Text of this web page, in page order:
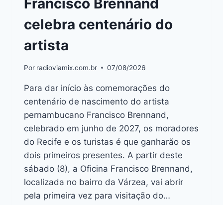
Francisco Brennand
celebra centenário do
artista
Por radioviamix.com.br 07/08/2026
Para dar início às comemorações do
centenário de nascimento do artista
pernambucano Francisco Brennand,
celebrado em junho de 2027, os moradores
do Recife e os turistas é que ganharão os
dois primeiros presentes. A partir deste
sábado (8), a Oficina Francisco Brennand,
localizada no bairro da Várzea, vai abrir
pela primeira vez para visitação do…